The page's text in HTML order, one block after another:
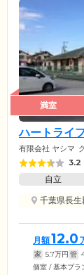
満室
ハートライ
有限会社 ヤシマ
3.2
自立
千葉県長
月額12.0
家 5.7万円 管
個室 / 基本プラ